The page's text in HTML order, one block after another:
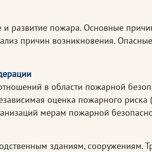
развитие пожара. Основные
причин возникновения.
в области пожарной
оценка пожарного риска
мерам пожарной
зданиям, сооружениям.